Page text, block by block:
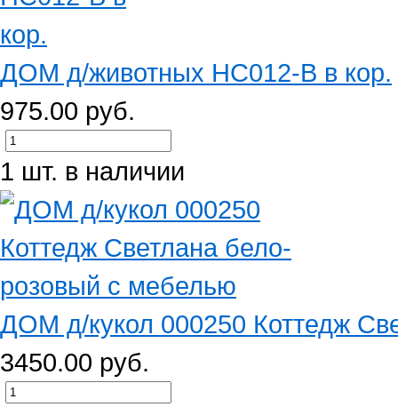
ДОМ д/животных HC012-B в кор.
975.00 руб.
1 шт. в наличии
ДОМ д/кукол 000250 Коттедж
3450.00 руб.